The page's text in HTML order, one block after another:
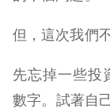
但，這次我們
先忘掉一些投
數字。試著自